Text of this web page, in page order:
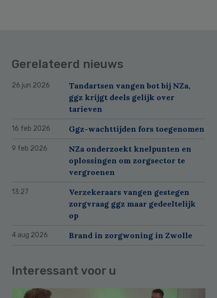
Gerelateerd nieuws
26 jun 2026
Tandartsen vangen bot bij NZa,
ggz krijgt deels gelijk over
tarieven
16 feb 2026 Ggz-wachttijden fors toegenomen
9 feb 2026
NZa onderzoekt knelpunten en
oplossingen om zorgsector te
vergroenen
13:27
Verzekeraars vangen gestegen
zorgvraag ggz maar gedeeltelijk
op
4 aug 2026 Brand in zorgwoning in Zwolle
Interessant voor u